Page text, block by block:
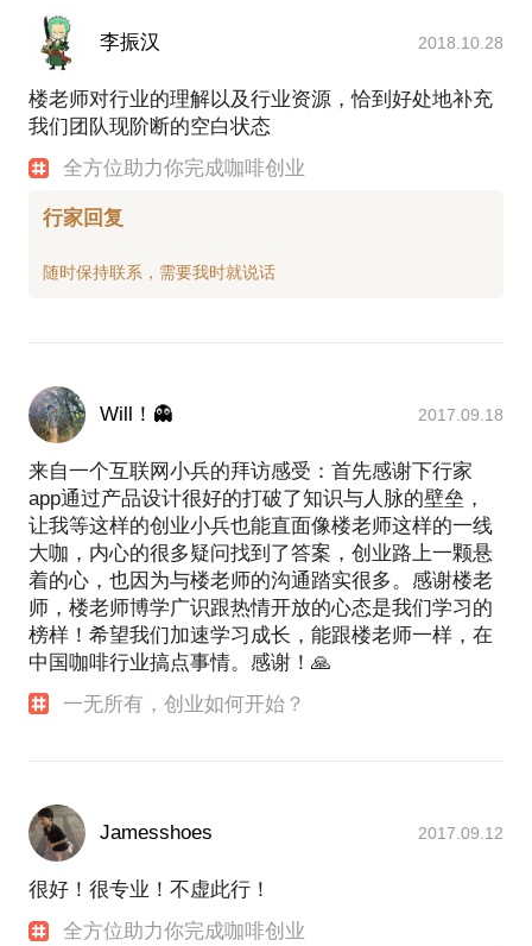
李振汉 2018.10.28
楼老师对行业的理解以及行业资源，恰到好处地补充
我们团队现阶断的空白状态
全方位助力你完成咖啡创业
行家回复
Will！👻 2017.09.18
来自一个互联网小兵的拜访感受：首先感谢下行家
app通过产品设计很好的打破了知识与人脉的壁垒，
让我等这样的创业小兵也能直面像楼老师这样的一线
大咖，内心的很多疑问找到了答案，创业路上一颗悬
着的心，也因为与楼老师的沟通踏实很多。感谢楼老
师，楼老师博学广识跟热情开放的心态是我们学习的
榜样！希望我们加速学习成长，能跟楼老师一样，在
中国咖啡行业搞点事情。感谢！🙏
一无所有，创业如何开始？
Jamesshoes 2017.09.12
很好！很专业！不虚此行！
全方位助力你完成咖啡创业